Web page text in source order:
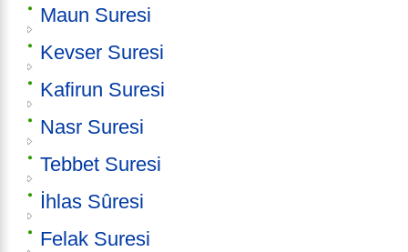
Maun Suresi
Kevser Suresi
Kafirun Suresi
Nasr Suresi
Tebbet Suresi
İhlas Sûresi
Felak Suresi